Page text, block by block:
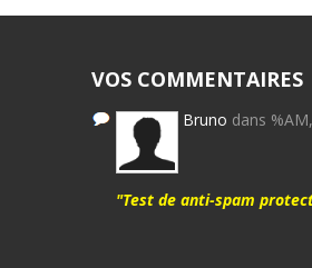
VOS COMMENTAIRES
Bruno dans
"Test de anti-spam